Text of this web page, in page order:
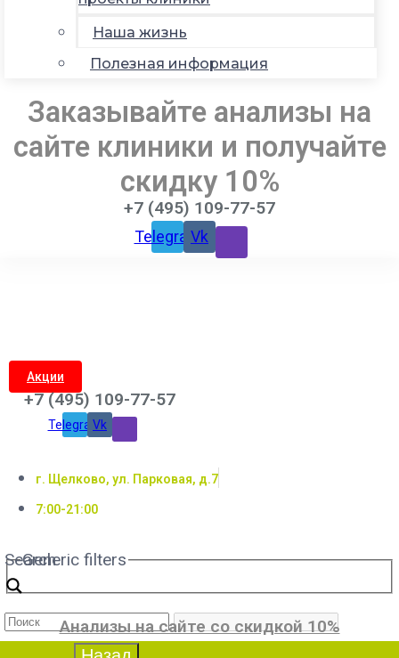
Наша жизнь
Полезная информация
Заказывайте анализы на
сайте клиники и получайте
скидку 10%
+7 (495) 109-77-57
TelegramVk
Акции
+7 (495) 109-77-57
TelegramVk
г. Щелково, ул. Парковая, д.7
7:00-21:00
Search
Generic filters
Анализы на сайте со скидкой 10%